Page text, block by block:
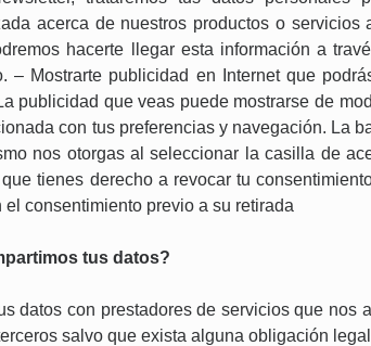
acerca de nuestros productos o
hacerte llegar esta información a
– Mostrarte publicidad en Internet que
publicidad que veas puede mostrarse de
con tus preferencias y navegación. La
nos otorgas al seleccionar la casilla de
tienes derecho a revocar tu
el consentimiento previo a su retirada
tus datos?
datos con prestadores de servicios que
salvo que exista alguna obligación